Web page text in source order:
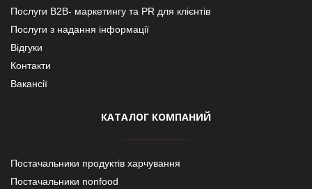
Послуги В2В- маркетингу та PR для клієнтів
Послуги з надання інформації
Відгуки
Контакти
Вакансії
КАТАЛОГ КОМПАНИЙ
Постачальники продуктів харчування
Постачальники nonfood